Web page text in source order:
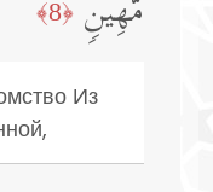
مَّهِینࣲ ﴿8﴾
Из